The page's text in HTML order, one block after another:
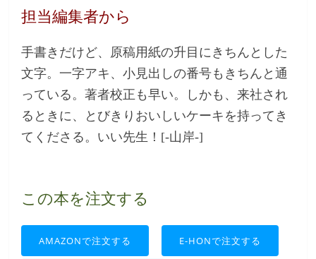
担当編集者から
手書きだけど、原稿用紙の升目にきちんとした
文字。一字アキ、小見出しの番号もきちんと通
っている。著者校正も早い。しかも、来社され
るときに、とびきりおいしいケーキを持ってき
てくださる。いい先生！[-山岸-]
この本を注文する
AMAZONで注文する E-HONで注文する